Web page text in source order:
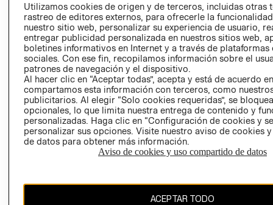
AVISO DE
PRIVACIDAD
GIFT CARD
AVISO DE
COOKIES
Utilizamos cookies de origen y de terceros, incluidas otras
rastreo de editores externos, para ofrecerle la
nuestro sitio web, personalizar su experiencia de usuario,
entregar publicidad personalizada en nuestros sitios web,
boletines informativos en Internet y a través de plataformas
sociales. Con ese fin, recopilamos información sobre el
patrones de navegación y el dispositivo.
Al hacer clic en “Aceptar todas”, acepta y está de acuerdo
compartamos esta información con terceros, como
publicitarios. Al elegir “Solo cookies requeridas”, se
opcionales, lo que limita nuestra entrega de contenido y
personalizadas. Haga clic en “Configuración de cookies y
personalizar sus opciones. Visite nuestro aviso de cookies
de datos para obtener más información.
Aviso de cookies y uso compartido de datos
ACEPTAR TODO